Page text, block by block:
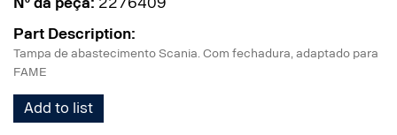
Part Description:
Tampa de abastecimento Scania. Com fechadura, adaptado para
FAME
Add to list